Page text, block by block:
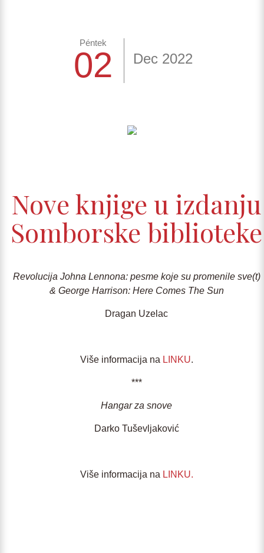
Péntek
02 Dec 2022
Nove knjige u izdanju
Somborske biblioteke
Revolucija Johna Lennona: pesme koje su promenile sve(t)
& George Harrison: Here Comes The Sun
Dragan Uzelac
Više informacija na LINKU.
***
Hangar za snove
Darko Tuševljaković
Više informacija na LINKU.